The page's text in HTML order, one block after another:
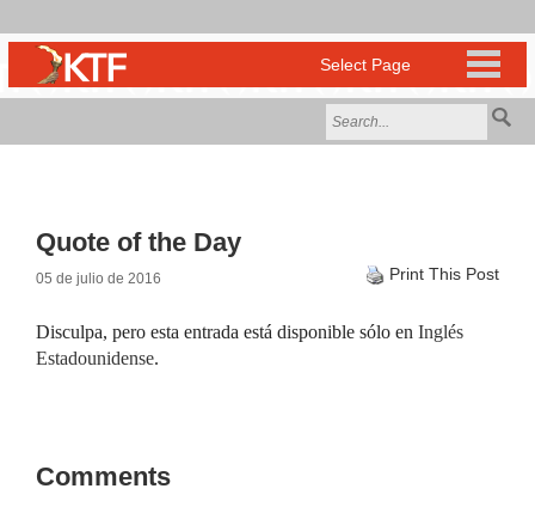
Quote of the Day
05 de julio de 2016 Print This Post
Disculpa, pero esta entrada está disponible sólo en Inglés
Estadounidense.
Comments